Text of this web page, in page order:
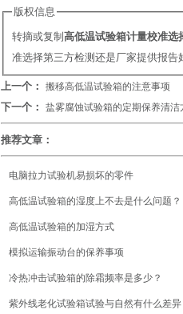
版权信息
转摘或复制高低温试验箱计量校准选
准选择第三方检测还是厂家提供报
上一个： 搬移高低温试验箱的注意事项
下一个： 盐雾腐蚀试验箱的定期保养清洁
推荐文章：
电脑拉力试验机易损坏的零件
高低温试验箱的湿度上不去是什么问题？
高低温试验箱的加湿方式
模拟运输振动台的保养事项
冷热冲击试验箱的除霜频率是多少？
紫外线老化试验箱试验与自然有什么差